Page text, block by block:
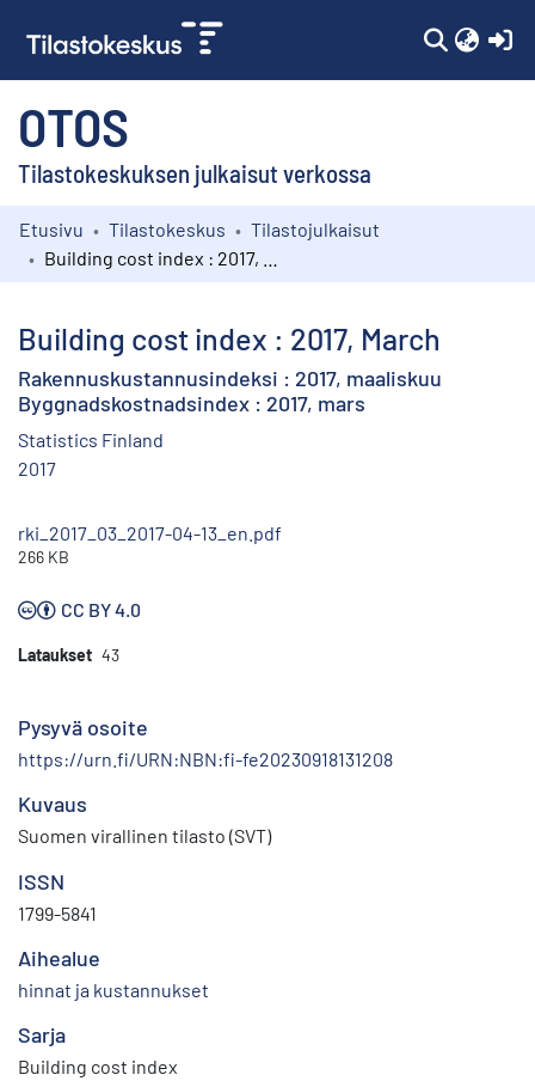
OTOS
Tilastokeskuksen julkaisut verkossa
Kokoelmat
Etusivu Tilastokeskus
Tilastojulkaisut
Building cost index : 2017, March
Rakennuskustannusindeksi : 2017, maaliskuu
Byggnadskostnadsindex : 2017, mars
Statistics Finland
2017
rki_2017_03_2017-04-13_en.pdf
266 KB
CC BY 4.0
Lataukset 43
Pysyvä osoite
https://urn.fi/URN:NBN:fi-fe20230918131208
Kuvaus
Suomen virallinen tilasto (SVT)
ISSN
1799-5841
Aihealue
hinnat ja kustannukset
Sarja
Building cost index